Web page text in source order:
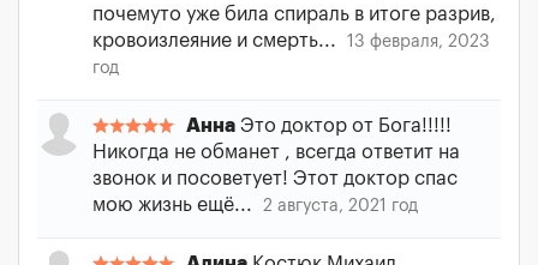
почемуто уже била спираль в итоге разрив,
кровоизлеяние и смерть...
13 февраля, 2023
год
Анна Это доктор от Бога!!!!!
Никогда не обманет , всегда ответит на
звонок и посоветует! Этот доктор спас
мою жизнь ещё...
2 августа, 2021 год